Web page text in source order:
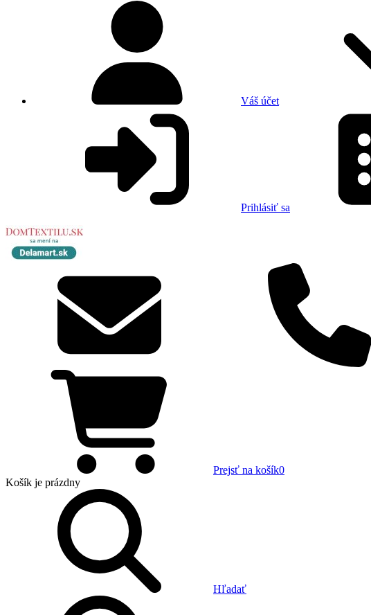
Váš účet
Prihlásiť sa
Prejsť na košík0
Košík je prázdny
Hľadať